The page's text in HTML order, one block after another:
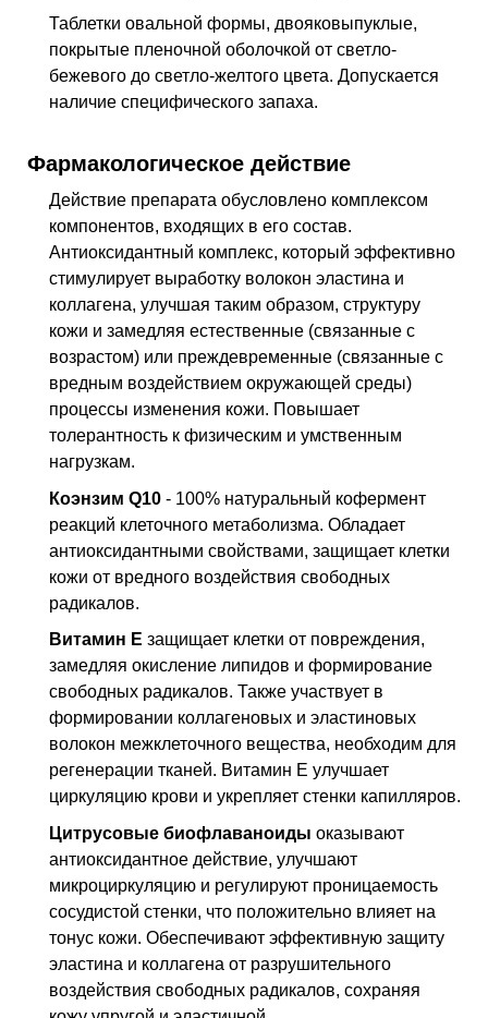
Таблетки овальной формы, двояковыпуклые,
покрытые пленочной оболочкой от светло-
бежевого до светло-желтого цвета. Допускается
наличие специфического запаха.
Фармакологическое действие
Действие препарата обусловлено комплексом
компонентов, входящих в его состав.
Антиоксидантный комплекс, который эффективно
стимулирует выработку волокон эластина и
коллагена, улучшая таким образом, структуру
кожи и замедляя естественные (связанные с
возрастом) или преждевременные (связанные с
вредным воздействием окружающей среды)
процессы изменения кожи. Повышает
толерантность к физическим и умственным
нагрузкам.
Коэнзим Q10 - 100% натуральный кофермент
реакций клеточного метаболизма. Обладает
антиоксидантными свойствами, защищает клетки
кожи от вредного воздействия свободных
радикалов.
Витамин Е защищает клетки от повреждения,
замедляя окисление липидов и формирование
свободных радикалов. Также участвует в
формировании коллагеновых и эластиновых
волокон межклеточного вещества, необходим для
регенерации тканей. Витамин Е улучшает
циркуляцию крови и укрепляет стенки капилляров.
Цитрусовые биофлаваноиды оказывают
антиоксидантное действие, улучшают
микроциркуляцию и регулируют проницаемость
сосудистой стенки, что положительно влияет на
тонус кожи. Обеспечивают эффективную защиту
эластина и коллагена от разрушительного
воздействия свободных радикалов, сохраняя